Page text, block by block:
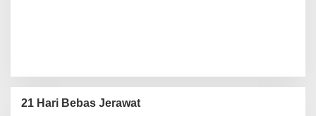
21 Hari Bebas Jerawat